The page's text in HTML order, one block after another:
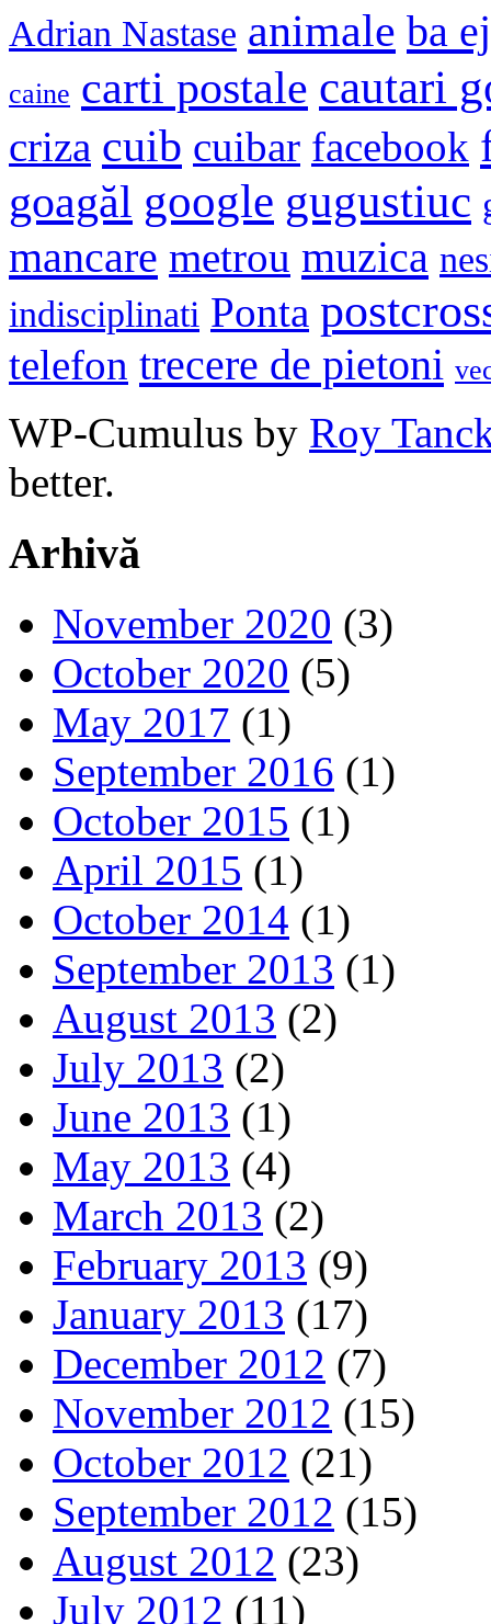
Adrian Nastase animale ba
caine carti postale cautari
criza cuib cuibar facebook
goagăl google gugustiuc
mancare metrou muzica
indisciplinati Ponta
telefon trecere de pietoni
WP-Cumulus by Roy
better.
Arhivă
November 2020 (3)
October 2020 (5)
May 2017 (1)
September 2016 (1)
October 2015 (1)
April 2015 (1)
October 2014 (1)
September 2013 (1)
August 2013 (2)
July 2013 (2)
June 2013 (1)
May 2013 (4)
March 2013 (2)
February 2013 (9)
January 2013 (17)
December 2012 (7)
November 2012 (15)
October 2012 (21)
September 2012 (15)
August 2012 (23)
July 2012 (11)